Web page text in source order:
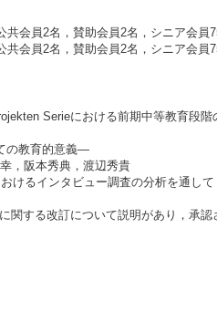
会員2名，賛助会員2名，シニア会員
会員2名，賛助会員2名，シニア会員
Serieにおける前期中等教育段
の教育的意義―
，阪本秀典，渡辺秀貴
けるインタビュー調査の分析を通して
関する改訂について説明があり，承認